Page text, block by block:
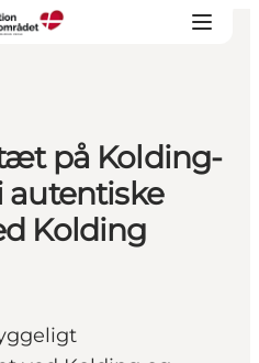
Resort
på Kolding-
autentiske
Kolding